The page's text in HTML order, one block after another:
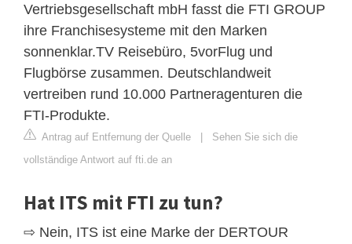
Vertriebsgesellschaft mbH fasst die FTI GROUP
ihre Franchisesysteme mit den Marken
sonnenklar.TV Reisebüro, 5vorFlug und
Flugbörse zusammen. Deutschlandweit
vertreiben rund 10.000 Partneragenturen die
FTI-Produkte.
Antrag auf Entfernung der Quelle | Sehen Sie sich die
vollständige Antwort auf fti.de an
Hat ITS mit FTI zu tun?
⇨ Nein, ITS ist eine Marke der DERTOUR